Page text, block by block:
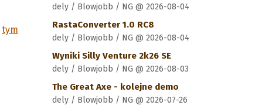
tym
dely / Blowjobb / NG @ 2026-08-04
RastaConverter 1.0 RC8
dely / Blowjobb / NG @ 2026-08-04
Wyniki Silly Venture 2k26 SE
dely / Blowjobb / NG @ 2026-08-03
The Great Axe - kolejne demo
dely / Blowjobb / NG @ 2026-07-26